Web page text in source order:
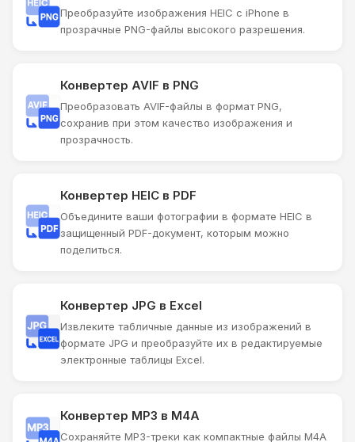
Преобразуйте изображения HEIC с iPhone в
прозрачные PNG-файлы высокого разрешения.
Конвертер AVIF в PNG
Преобразовать AVIF-файлы в формат PNG,
сохранив при этом качество изображения и
прозрачность.
Конвертер HEIC в PDF
Объедините ваши фотографии в формате HEIC в
защищенный PDF-документ, которым можно
поделиться.
Конвертер JPG в Excel
Извлеките табличные данные из изображений в
формате JPG и преобразуйте их в редактируемые
электронные таблицы Excel.
Конвертер MP3 в M4A
Сохраняйте MP3-треки как компактные файлы M4A